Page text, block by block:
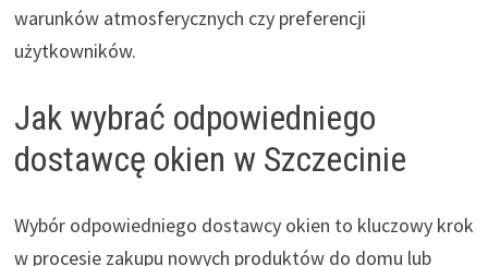
warunków atmosferycznych czy preferencji
użytkowników.
Jak wybrać odpowiedniego
dostawcę okien w Szczecinie
Wybór odpowiedniego dostawcy okien to kluczowy krok
w procesie zakupu nowych produktów do domu lub